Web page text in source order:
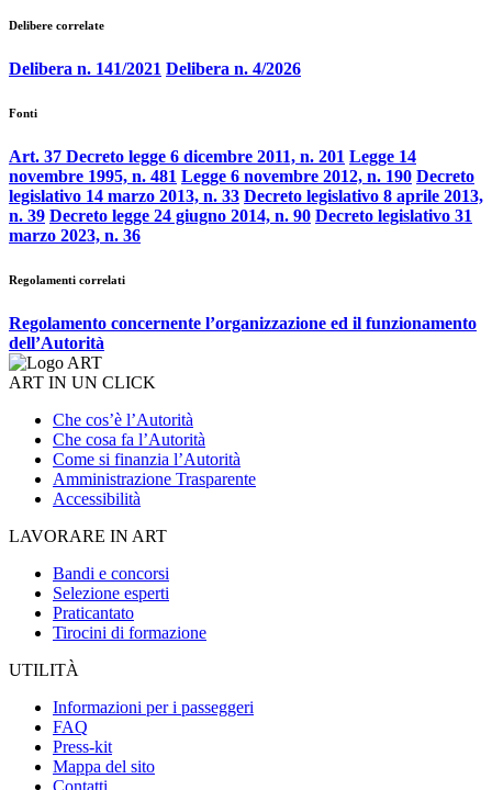
Delibere correlate
Delibera n. 141/2021 Delibera n. 4/2026
Fonti
Art. 37 Decreto legge 6 dicembre 2011, n. 201 Legge 14
novembre 1995, n. 481 Legge 6 novembre 2012, n. 190 Decreto
legislativo 14 marzo 2013, n. 33 Decreto legislativo 8 aprile 2013,
n. 39 Decreto legge 24 giugno 2014, n. 90 Decreto legislativo 31
marzo 2023, n. 36
Regolamenti correlati
Regolamento concernente l’organizzazione ed il funzionamento
dell’Autorità
ART IN UN CLICK
Che cos’è l’Autorità
Che cosa fa l’Autorità
Come si finanzia l’Autorità
Amministrazione Trasparente
Accessibilità
LAVORARE IN ART
Bandi e concorsi
Selezione esperti
Praticantato
Tirocini di formazione
UTILITÀ
Informazioni per i passeggeri
FAQ
Press-kit
Mappa del sito
Contatti